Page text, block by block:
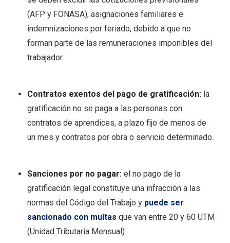
(AFP y FONASA), asignaciones familiares e
indemnizaciones por feriado, debido a que no
forman parte de las remuneraciones imponibles del
trabajador.
Contratos exentos del pago de gratificación: la
gratificación no se paga a las personas con
contratos de aprendices, a plazo fijo de menos de
un mes y contratos por obra o servicio determinado.
Sanciones por no pagar:el no pago de la
gratificación legal constituye una infracción a las
normas del Código del Trabajo y puede ser
sancionado con multas que van entre 20 y 60 UTM
(Unidad Tributaria Mensual).